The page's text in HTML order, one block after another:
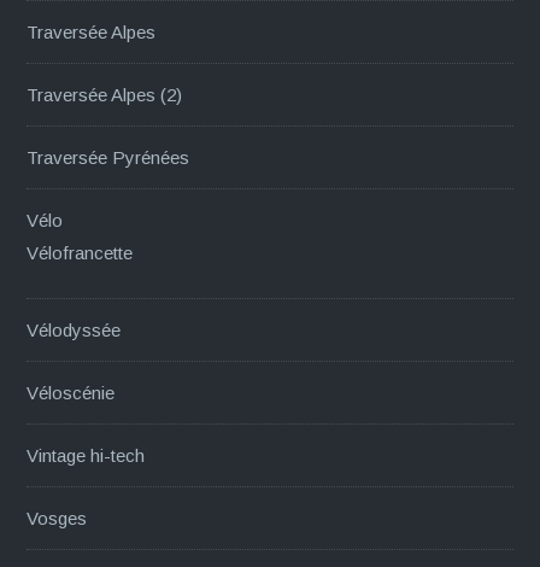
Traversée Alpes
Traversée Alpes (2)
Traversée Pyrénées
Vélo
Vélofrancette
Vélodyssée
Véloscénie
Vintage hi-tech
Vosges